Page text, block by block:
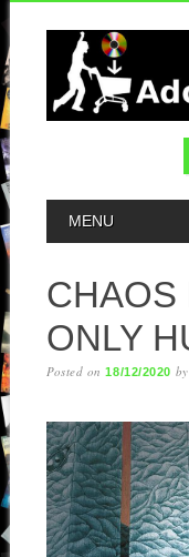
MAIN
MENU
CHAOS
ONLY
Posted on18/12/2020